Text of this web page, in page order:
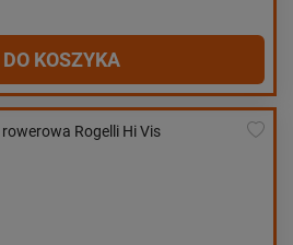
DO KOSZYKA